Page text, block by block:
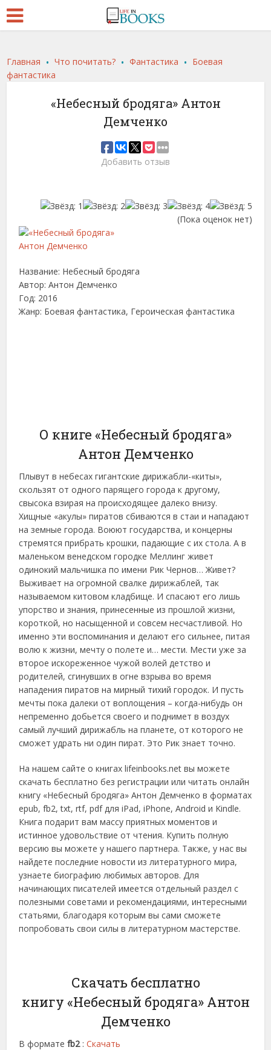
Главная .Что почитать? .Фантастика . Боевая
фантастика
«Небесный бродяга» Антон
Демченко
Добавить отзыв
(Пока оценок нет)
Название: Небесный бродяга
Автор: Антон Демченко
Год: 2016
Жанр: Боевая фантастика, Героическая фантастика
О книге «Небесный бродяга»
Антон Демченко
Плывут в небесах гигантские дирижабли-«киты»,
скользят от одного парящего города к другому,
свысока взирая на происходящее далеко внизу.
Хищные «акулы» пиратов сбиваются в стаи и нападают
на земные города. Воюют государства, и концерны
стремятся прибрать крошки, падающие с их стола. А в
маленьком венедском городке Меллинг живет
одинокий мальчишка по имени Рик Чернов… Живет?
Выживает на огромной свалке дирижаблей, так
называемом китовом кладбище. И спасают его лишь
упорство и знания, принесенные из прошлой жизни,
короткой, но насыщенной и совсем несчастливой. Но
именно эти воспоминания и делают его сильнее, питая
волю к жизни, мечту о полете и… мести. Мести уже за
второе искореженное чужой волей детство и
родителей, сгинувших в огне взрыва во время
нападения пиратов на мирный тихий городок. И пусть
мечты пока далеки от воплощения – когда-нибудь он
непременно добьется своего и поднимет в воздух
самый лучший дирижабль на планете, от которого не
сможет удрать ни один пират. Это Рик знает точно.
На нашем сайте о книгах lifeinbooks.net вы можете
скачать бесплатно без регистрации или читать онлайн
книгу «Небесный бродяга» Антон Демченко в форматах
epub, fb2, txt, rtf, pdf для iPad, iPhone, Android и Kindle.
Книга подарит вам массу приятных моментов и
истинное удовольствие от чтения. Купить полную
версию вы можете у нашего партнера. Также, у нас вы
найдете последние новости из литературного мира,
узнаете биографию любимых авторов. Для
начинающих писателей имеется отдельный раздел с
полезными советами и рекомендациями, интересными
статьями, благодаря которым вы сами сможете
попробовать свои силы в литературном мастерстве.
Скачать бесплатно
книгу «Небесный бродяга» Антон
Демченко
В форматеfb2:Скачать